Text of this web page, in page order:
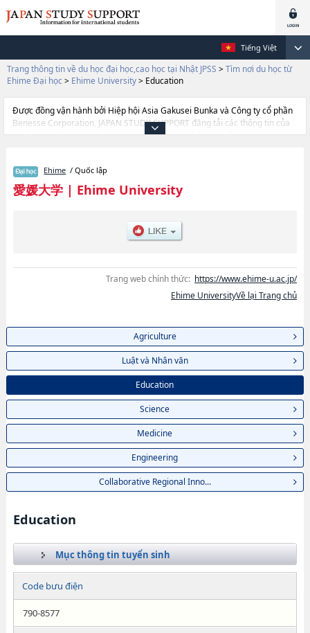
Tiếng Việt
Trang thông tin về du học đại học,cao học tại Nhật JPSS > Tìm nơi du học từ
Ehime Đại học > Ehime University> Education
Được đồng vận hành bởi Hiệp hội Asia Gakusei Bunka và Công ty cổ phần
Benesse Corporation, JAPAN STUDY SUPPORT đăng tải các thông tin của
khoảng 1.300 trường đại học, cao học, trường đại học ngắn hạn, trường
thiết dành cho du học sinh, như là về các Ngành AgriculturehoặcNgành
Luật và Nhân vănhoặcNgành EducationhoặcNgành SciencehoặcNgành
MedicinehoặcNgành EngineeringhoặcNgành Collaborative Regional
như số lượng tuyển sinh, số lượng trúng tuyển, cở sở trang thiết bị, hướng
Ehime / Quốc lập
愛媛大学| Ehime University
Trang web chính thức: https://www.ehime-u.ac.jp/
Ehime UniversityVề lại Trang chủ
Agriculture
Luật và Nhân văn
Education
Science
Medicine
Engineering
Collaborative Regional Inno...
Education
Mục thông tin tuyển sinh
Code bưu điện
790-8577